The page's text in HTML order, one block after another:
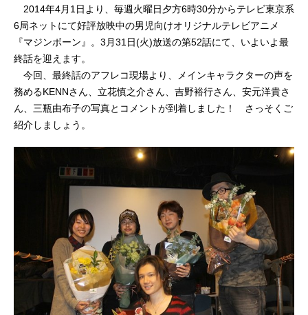
2014年4月1日より、毎週火曜日夕方6時30分からテレビ東京系
6局ネットにて好評放映中の男児向けオリジナルテレビアニメ
『マジンボーン』。3月31日(火)放送の第52話にて、いよいよ最
終話を迎えます。
今回、最終話のアフレコ現場より、メインキャラクターの声を
務めるKENNさん、立花慎之介さん、吉野裕行さん、安元洋貴さ
ん、三瓶由布子の写真とコメントが到着しました！ さっそくご
紹介しましょう。